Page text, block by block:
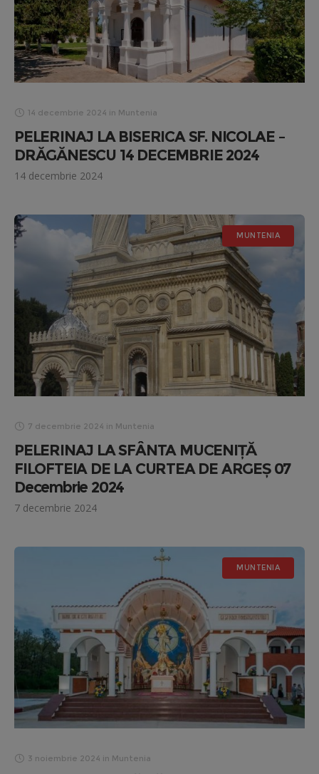
14 decembrie 2024 in Muntenia
PELERINAJ LA BISERICA SF. NICOLAE –
DRĂGĂNESCU 14 DECEMBRIE 2024
14 decembrie 2024
MUNTENIA
7 decembrie 2024 in Muntenia
PELERINAJ LA SFÂNTA MUCENIȚĂ
FILOFTEIA DE LA CURTEA DE ARGEȘ 07
Decembrie 2024
7 decembrie 2024
MUNTENIA
3 noiembrie 2024 in Muntenia